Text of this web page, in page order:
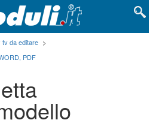
tv da editare >
PDF